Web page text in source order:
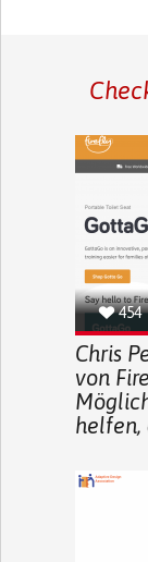
454
Chris
von
helfen,